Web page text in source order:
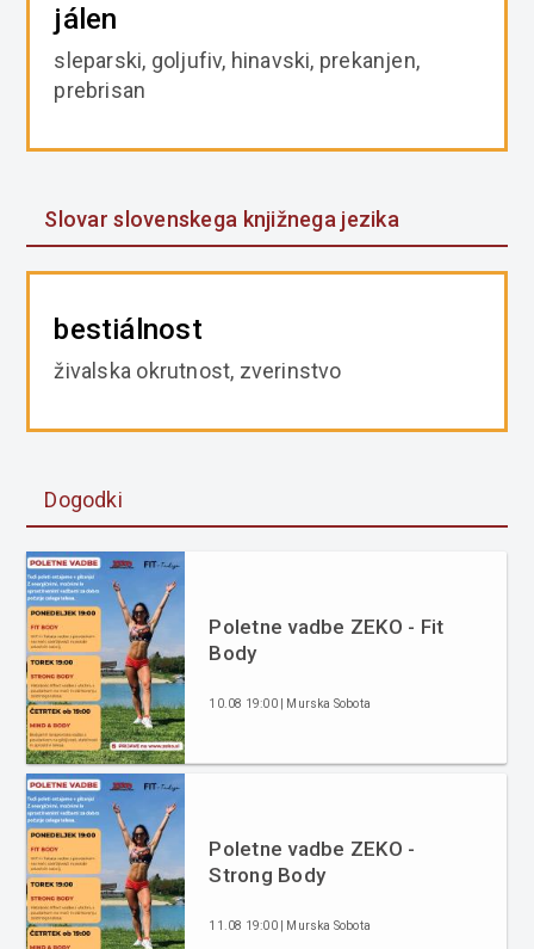
jálen
sleparski, goljufiv, hinavski, prekanjen,
prebrisan
Slovar slovenskega knjižnega jezika
bestiálnost
živalska okrutnost, zverinstvo
Dogodki
Poletne vadbe ZEKO - Fit
Body
10.08 19:00 | Murska Sobota
Poletne vadbe ZEKO -
Strong Body
11.08 19:00 | Murska Sobota